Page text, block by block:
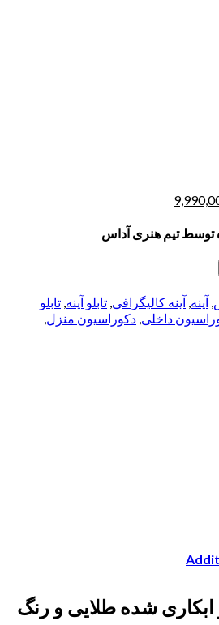
توسط تیم هنری آداس
, آینه, آینه کالیگرافی, تابلو آینه, تابلو
داخلی, دکوراسیون منزل,
ابکاری شده طلایی و رنگ